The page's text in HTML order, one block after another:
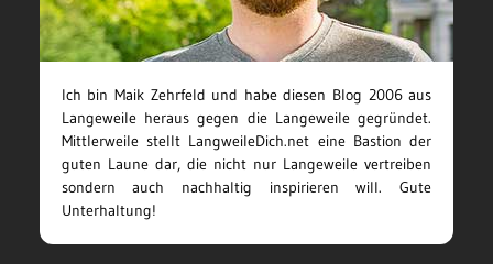
Ich bin Maik Zehrfeld und habe diesen Blog 2006 aus
Langeweile heraus gegen die Langeweile gegründet.
Mittlerweile stellt LangweileDich.net eine Bastion der
guten Laune dar, die nicht nur Langeweile vertreiben
sondern auch nachhaltig inspirieren will. Gute
Unterhaltung!